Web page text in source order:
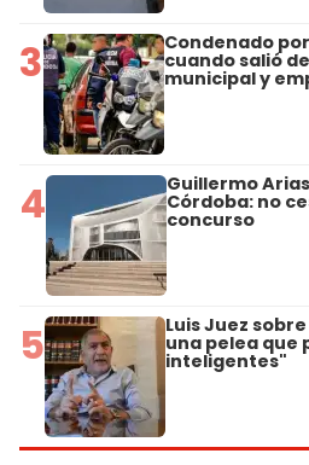
3 Condenado
cuando salió
municipal y
4 Guillermo
Córdoba: no
concurso
5 Luis Juez
una pelea que
inteligentes"